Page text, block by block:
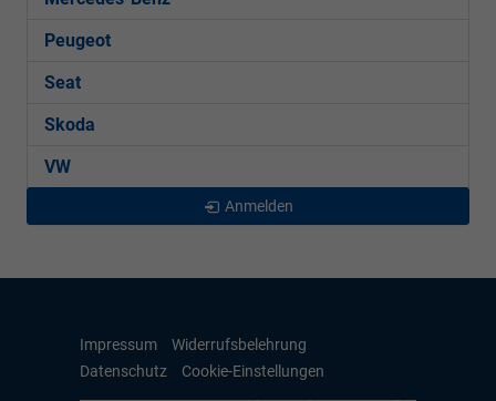
Peugeot
Seat
Skoda
VW
Anmelden
Impressum
Widerrufsbelehrung
Datenschutz
Cookie-Einstellungen